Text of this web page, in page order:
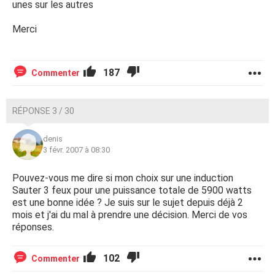
unes sur les autres
Merci
Commenter 187
RÉPONSE 3 / 30
denis
3 févr. 2007 à 08:30
Pouvez-vous me dire si mon choix sur une induction
Sauter 3 feux pour une puissance totale de 5900 watts
est une bonne idée ? Je suis sur le sujet depuis déjà 2
mois et j'ai du mal à prendre une décision. Merci de vos
réponses.
Commenter 102